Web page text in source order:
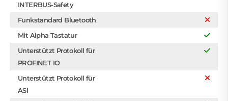
INTERBUS-Safety
Funkstandard Bluetooth
Mit Alpha Tastatur
Unterstützt Protokoll für
PROFINET IO
Unterstützt Protokoll für
ASI